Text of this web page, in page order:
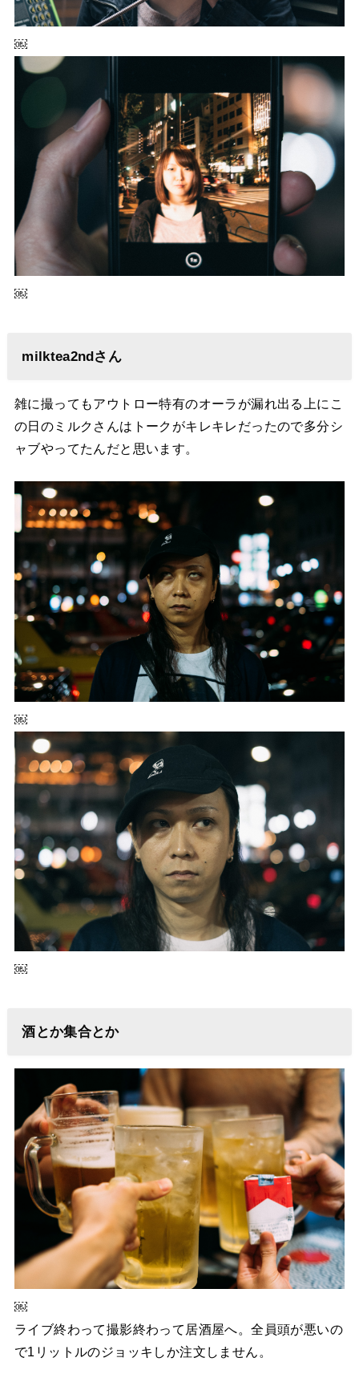
￼
￼
milktea2ndさん
雑に撮ってもアウトロー特有のオーラが漏れ出る上にこ
の日のミルクさんはトークがキレキレだったので多分シ
ャブやってたんだと思います。
￼
￼
酒とか集合とか
￼
ライブ終わって撮影終わって居酒屋へ。全員頭が悪いの
で1リットルのジョッキしか注文しません。